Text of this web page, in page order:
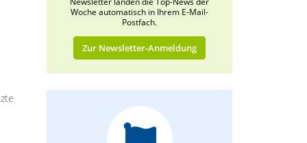
Woche automatisch in Ihrem E-Mail-
Postfach.
Zur Newsletter-Anmeldung